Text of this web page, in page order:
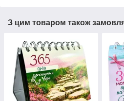
З цим товаром також